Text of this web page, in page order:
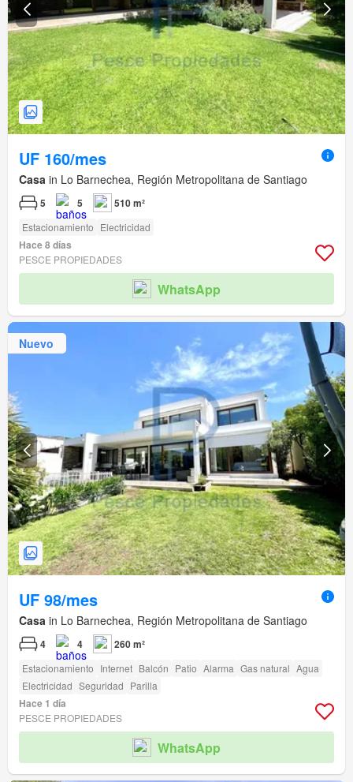
UF 160/mes
Casa in Lo Barnechea, Región Metropolitana de Santiago
5 5 510 m²
Estacionamiento Electricidad
Hace 8 días
PESCE PROPIEDADES
WhatsApp
Nuevo
UF 98/mes
Casa in Lo Barnechea, Región Metropolitana de Santiago
4 4 260 m²
Estacionamiento Internet Balcón Patio Alarma Gas natural Agua
Electricidad Seguridad Parilla
Hace 1 día
PESCE PROPIEDADES
WhatsApp